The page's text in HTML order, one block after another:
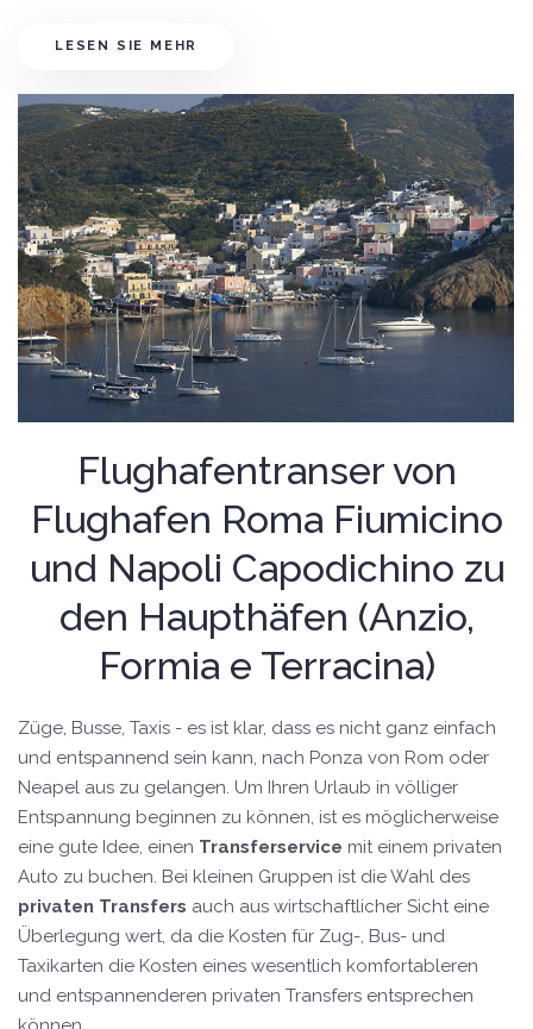
LESEN SIE MEHR
Flughafentranser von
Flughafen Roma Fiumicino
und Napoli Capodichino zu
den Haupthäfen (Anzio,
Formia e Terracina)
Züge, Busse, Taxis - es ist klar, dass es nicht ganz einfach
und entspannend sein kann, nach Ponza von Rom oder
Neapel aus zu gelangen. Um Ihren Urlaub in völliger
Entspannung beginnen zu können, ist es möglicherweise
eine gute Idee, einen Transferservice mit einem privaten
Auto zu buchen. Bei kleinen Gruppen ist die Wahl des
privaten Transfers auch aus wirtschaftlicher Sicht eine
Überlegung wert, da die Kosten für Zug-, Bus- und
Taxikarten die Kosten eines wesentlich komfortableren
und entspannenderen privaten Transfers entsprechen